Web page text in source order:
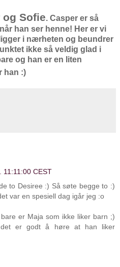
og Sofie. Casper er så
han ser henne! Her er vi
i nærheten og beundrer
ikke så veldig glad i
og han er en liten
han :)
11:11:00 CEST
to Desiree :) Så søte begge to :)
var en spesiell dag igår jeg :o
er Maja som ikke liker barn ;)
er godt å høre at han liker